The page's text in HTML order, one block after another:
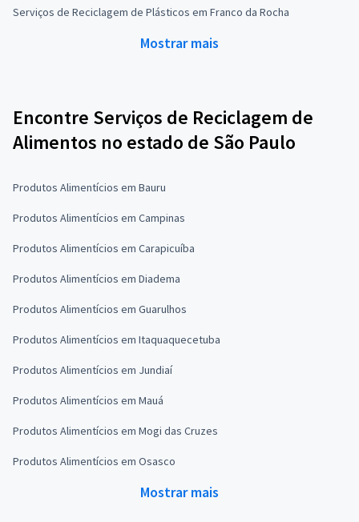
Serviços de Reciclagem de Plásticos em Franco da Rocha
Mostrar mais
Encontre Serviços de Reciclagem de
Alimentos no estado de São Paulo
Produtos Alimentícios em Bauru
Produtos Alimentícios em Campinas
Produtos Alimentícios em Carapicuíba
Produtos Alimentícios em Diadema
Produtos Alimentícios em Guarulhos
Produtos Alimentícios em Itaquaquecetuba
Produtos Alimentícios em Jundiaí
Produtos Alimentícios em Mauá
Produtos Alimentícios em Mogi das Cruzes
Produtos Alimentícios em Osasco
Mostrar mais